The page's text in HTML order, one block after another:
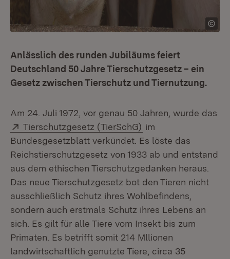
Anlässlich des runden Jubiläums feiert
Deutschland 50 Jahre Tierschutzgesetz – ein
Gesetz zwischen Tierschutz und Tiernutzung.
Am 24. Juli 1972, vor genau 50 Jahren, wurde das
Extern:
Tierschutzgesetz (TierSchG) (Öffnet in neuem
im
Bundesgesetzblatt verkündet. Es löste das
Reichstierschutzgesetz von 1933 ab und entstand
aus dem ethischen Tierschutzgedanken heraus.
Das neue Tierschutzgesetz bot den Tieren nicht
ausschließlich Schutz ihres Wohlbefindens,
sondern auch erstmals Schutz ihres Lebens an
sich. Es gilt für alle Tiere vom Insekt bis zum
Primaten. Es betrifft somit 214 Mllionen
landwirtschaftlich genutzte Tiere, circa 35